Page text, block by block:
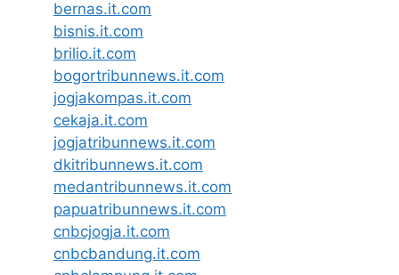
bernas.it.com
bisnis.it.com
brilio.it.com
bogortribunnews.it.com
jogjakompas.it.com
cekaja.it.com
jogjatribunnews.it.com
dkitribunnews.it.com
medantribunnews.it.com
papuatribunnews.it.com
cnbcjogja.it.com
cnbcbandung.it.com